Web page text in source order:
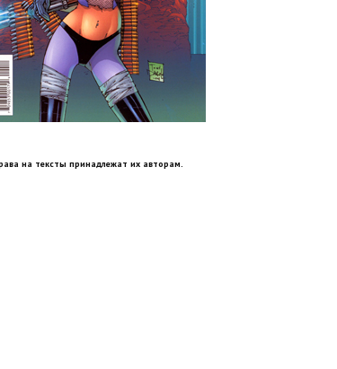
на тексты принадлежат их авторам.